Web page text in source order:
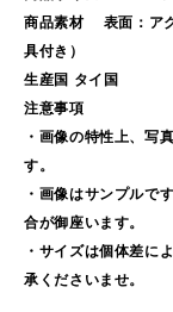
商品素材 表面：ア
具付き）
生産国 タイ国
注意事項
・画像の特性上、写
す。
・画像はサンプルで
合が御座います。
・サイズは個体差に
承くださいませ。